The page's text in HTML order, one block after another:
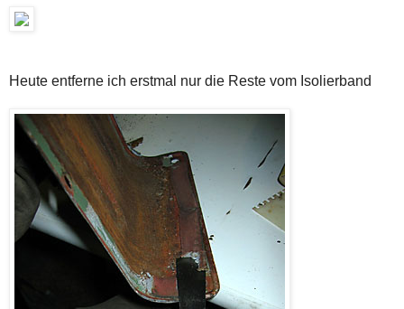
Heute entferne ich erstmal nur die Reste vom Isolierband